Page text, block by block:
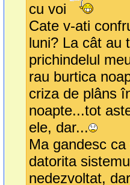
cu voi
Cate v-ati
luni? La cât au
prichindelul
rau burtica
criza de plâns
noapte...tot
ele, dar...
Ma gandesc
datorita
nedezvoltat,